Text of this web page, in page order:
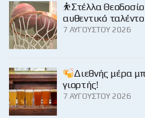
⛹️Στέλλα
αυθεντικό
7 ΑΥΓΟΎΣΤΟΥ 2026
Διεθνής μέρα
γιορτής!
7 ΑΥΓΟΎΣΤΟΥ 2026